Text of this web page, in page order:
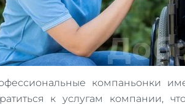
компаньонки
к услугам компании,